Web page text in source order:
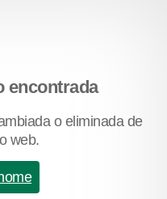
encontrada
o eliminada de
web.